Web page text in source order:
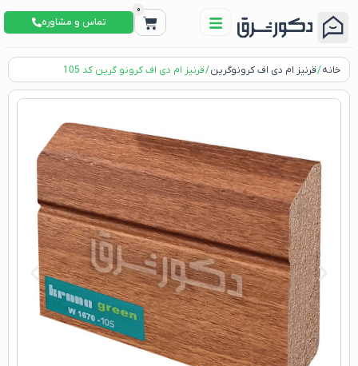
0
تماس و مشاوره
خانه/قرنیز ام دی اف کرونوگرین/ قرنیز ام دی اف کرونو گرین کد 105